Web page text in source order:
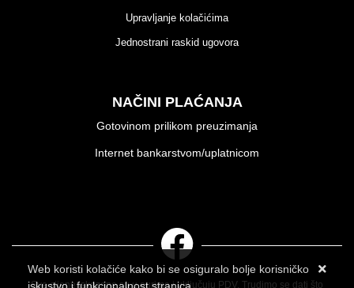
Upravljanje kolačićima
Jednostrani raskid ugovora
NAČINI PLAĆANJA
Gotovinom prilikom preuzimanja
Internet bankarstvom/uplatnicom
Sve cijene iskazane su u eurima i uključuju PDV. Trudimo se dati što
Web koristi kolačiće kako bi se osiguralo bolje korisničko